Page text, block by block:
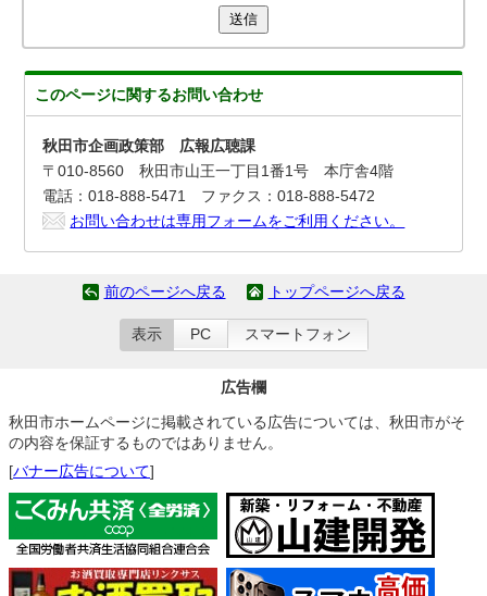
送信
このページに関するお問い合わせ
秋田市企画政策部 広報広聴課
〒010-8560 秋田市山王一丁目1番1号 本庁舎4階
電話：018-888-5471 ファクス：018-888-5472
お問い合わせは専用フォームをご利用ください。
前のページへ戻る トップページへ戻る
表示 PC スマートフォン
広告欄
秋田市ホームページに掲載されている広告については、秋田市がそ
の内容を保証するものではありません。
[バナー広告について]